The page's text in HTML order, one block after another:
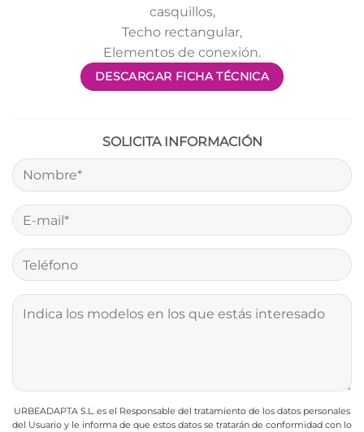
casquillos,
Techo rectangular,
Elementos de conexión.
DESCARGAR FICHA TÉCNICA
SOLICITA INFORMACIÓN
URBEADAPTA S.L. es el Responsable del tratamiento de los datos personales
del Usuario y le informa de que estos datos se tratarán de conformidad con lo